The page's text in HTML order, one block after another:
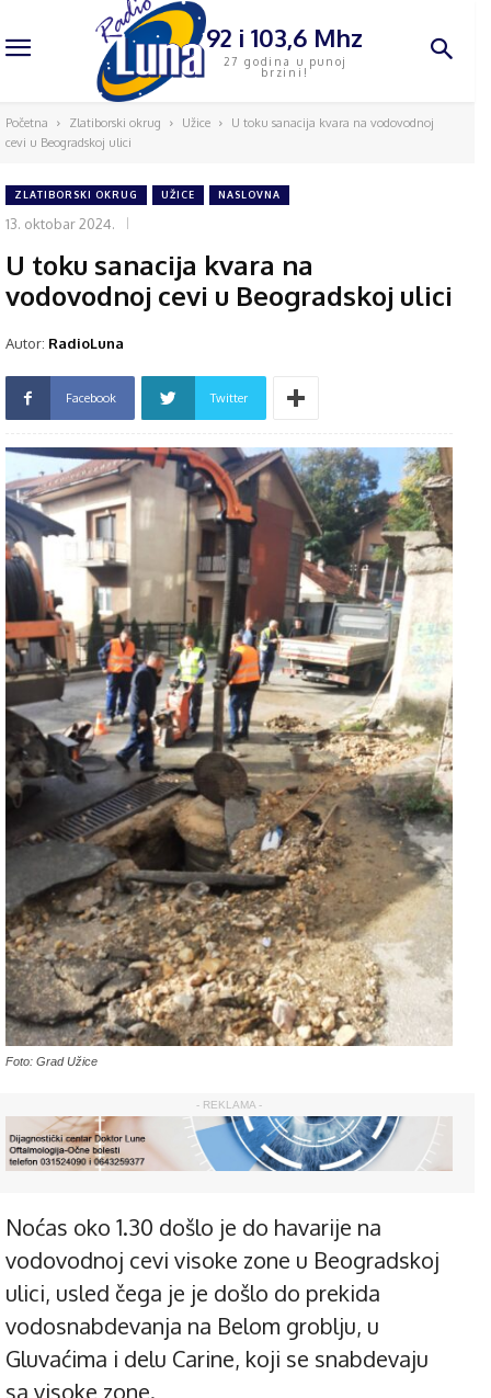
92 i 103,6 Mhz
27 godina u punoj
brzini!
Početna Zlatiborski okrug Užice
U toku sanacija kvara na vodovodnoj
cevi u Beogradskoj ulici
ZLATIBORSKI OKRUG UŽICE NASLOVNA
13. oktobar 2024.
U toku sanacija kvara na
vodovodnoj cevi u Beogradskoj ulici
Autor: RadioLuna
Facebook Twitter
Foto: Grad Užice
- REKLAMA -
Noćas oko 1.30 došlo je do havarije na
vodovodnoj cevi visoke zone u Beogradskoj
ulici, usled čega je je došlo do prekida
vodosnabdevanja na Belom groblju, u
Gluvaćima i delu Carine, koji se snabdevaju
sa visoke zone.